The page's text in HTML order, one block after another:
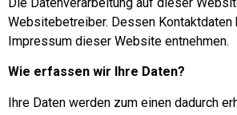
Websitebetreiber. Dessen Kontaktdaten
Impressum dieser Website entnehmen.
Wie erfassen wir Ihre Daten?
Ihre Daten werden zum einen dadurch